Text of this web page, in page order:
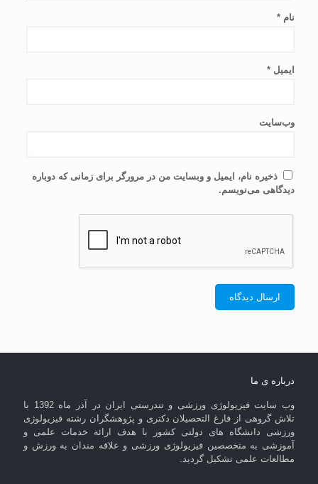
نام *
ایمیل *
وب‌سایت
ذخیره نام، ایمیل و وبسایت من در مرورگر برای زمانی که دوباره
دیدگاهی می‌نویسم.
درباره ی ما
وب سایت فیزیولوژی ورزشی و تندرستی ایران در آذر ماه 1392 با
تلاش گروهی از فارغ التحصیلان دکتری و پژوهشگران رشته فیزیولوژی
ورزشی دانشگاه های دولتی کشور با هدف ارائه خدمات علمی و
آموزشی به متخصصین فیزیولوژی ورزشی و علاقه مندان به ورزش و
مطالعات علمی تشکیل گردید.